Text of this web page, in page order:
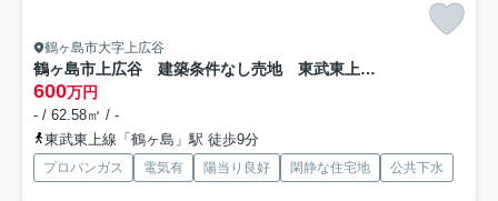
鶴ヶ島市大字上広谷
鶴ヶ島市上広谷 建築条件なし売地 東武東上線『鶴ヶ島駅』徒歩9分 【杉下小学区】
600万円
- / 62.58㎡ / -
東武東上線「鶴ヶ島」駅 徒歩9分
プロパンガス 電気有 陽当り良好 閑静な住宅地 公共下水